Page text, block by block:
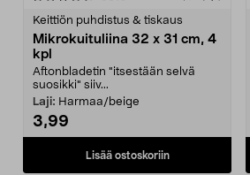
Keittiön puhdistus & tiskaus
Mikrokuituliina 32 x 31 cm, 4
kpl
Aftonbladetin "itsestään selvä
suosikki" siiv...
Laji: Harmaa/beige
3,99
Lisää ostoskoriin